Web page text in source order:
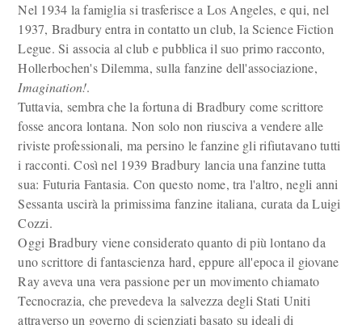
Nel 1934 la famiglia si trasferisce a Los Angeles, e qui, nel
1937, Bradbury entra in contatto un club, la Science Fiction
Legue. Si associa al club e pubblica il suo primo racconto,
Hollerbochen's Dilemma, sulla fanzine dell'associazione,
Imagination!.
Tuttavia, sembra che la fortuna di Bradbury come scrittore
fosse ancora lontana. Non solo non riusciva a vendere alle
riviste professionali, ma persino le fanzine gli rifiutavano tutti
i racconti. Così nel 1939 Bradbury lancia una fanzine tutta
sua: Futuria Fantasia. Con questo nome, tra l'altro, negli anni
Sessanta uscirà la primissima fanzine italiana, curata da Luigi
Cozzi.
Oggi Bradbury viene considerato quanto di più lontano da
uno scrittore di fantascienza hard, eppure all'epoca il giovane
Ray aveva una vera passione per un movimento chiamato
Tecnocrazia, che prevedeva la salvezza degli Stati Uniti
attraverso un governo di scienziati basato su ideali di